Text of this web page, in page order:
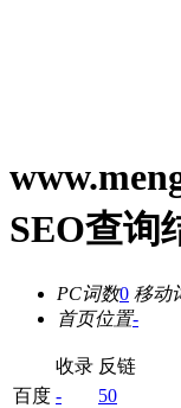
SEO查询
PC词数0 移动
首页位置-
收录 反链
百度 -
50